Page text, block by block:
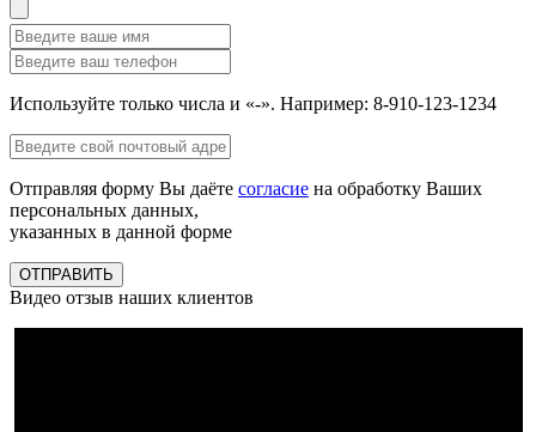
Используйте только числа и «-». Например: 8-910-123-1234
Отправляя форму Вы даёте согласие на обработку Ваших
персональных данных,
указанных в данной форме
ОТПРАВИТЬ
Видео отзыв наших клиентов